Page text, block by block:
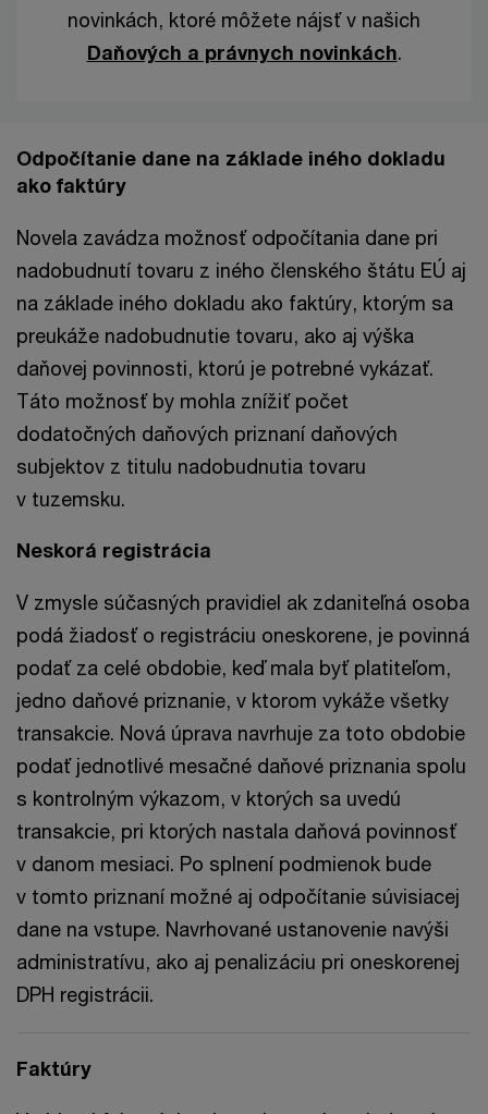
novinkách, ktoré môžete nájsť v našich
Daňových a právnych novinkách.
Odpočítanie dane na základe iného dokladu
ako faktúry
Novela zavádza možnosť odpočítania dane pri
nadobudnutí tovaru z iného členského štátu EÚ aj
na základe iného dokladu ako faktúry, ktorým sa
preukáže nadobudnutie tovaru, ako aj výška
daňovej povinnosti, ktorú je potrebné vykázať.
Táto možnosť by mohla znížiť počet
dodatočných daňových priznaní daňových
subjektov z titulu nadobudnutia tovaru
v tuzemsku.
Neskorá registrácia
V zmysle súčasných pravidiel ak zdaniteľná osoba
podá žiadosť o registráciu oneskorene, je povinná
podať za celé obdobie, keď mala byť platiteľom,
jedno daňové priznanie, v ktorom vykáže všetky
transakcie. Nová úprava navrhuje za toto obdobie
podať jednotlivé mesačné daňové priznania spolu
s kontrolným výkazom, v ktorých sa uvedú
transakcie, pri ktorých nastala daňová povinnosť
v danom mesiaci. Po splnení podmienok bude
v tomto priznaní možné aj odpočítanie súvisiacej
dane na vstupe. Navrhované ustanovenie navýši
administratívu, ako aj penalizáciu pri oneskorenej
DPH registrácii.
Faktúry